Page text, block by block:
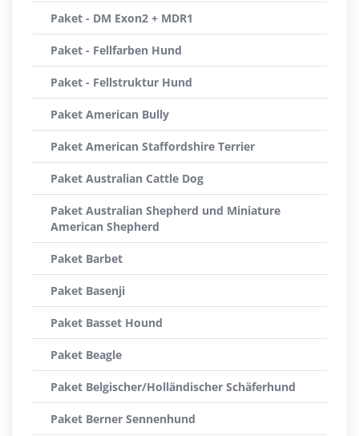
Paket - DM Exon2 + MDR1
Paket - Fellfarben Hund
Paket - Fellstruktur Hund
Paket American Bully
Paket American Staffordshire Terrier
Paket Australian Cattle Dog
Paket Australian Shepherd und Miniature
American Shepherd
Paket Barbet
Paket Basenji
Paket Basset Hound
Paket Beagle
Paket Belgischer/Holländischer Schäferhund
Paket Berner Sennenhund